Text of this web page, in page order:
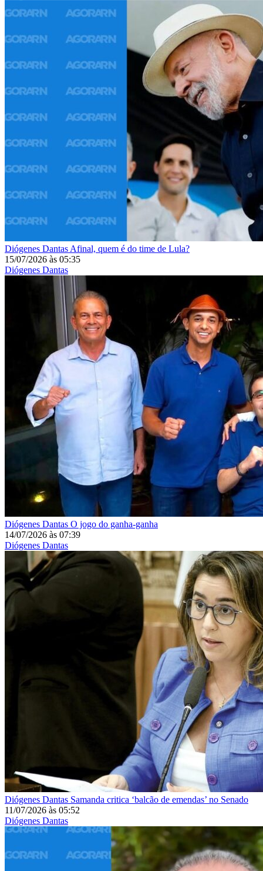
Diógenes Dantas Afinal, quem é do time de Lula?
15/07/2026 às 05:35
Diógenes Dantas
Diógenes Dantas O jogo do ganha-ganha
14/07/2026 às 07:39
Diógenes Dantas
Diógenes Dantas Samanda critica ‘balcão de emendas’ no Senado
11/07/2026 às 05:52
Diógenes Dantas